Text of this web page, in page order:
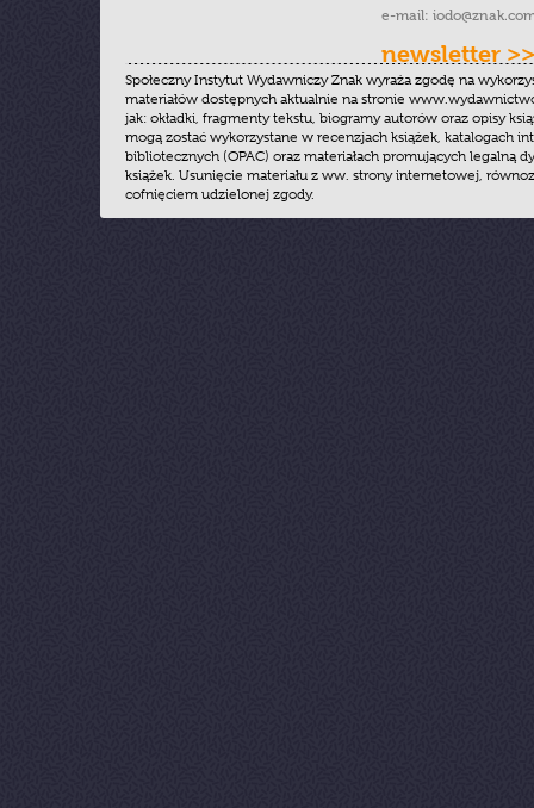
e-mail:
newsletter >>
Społeczny Instytut Wydawniczy Znak wyraża zgodę na
materiałów dostępnych aktualnie na stronie
jak: okładki, fragmenty tekstu, biogramy autorów oraz opisy
mogą zostać wykorzystane w recenzjach książek, katalogach
bibliotecznych (OPAC) oraz materiałach promujących legalną
książek. Usunięcie materiału z ww. strony internetowej,
cofnięciem udzielonej zgody.